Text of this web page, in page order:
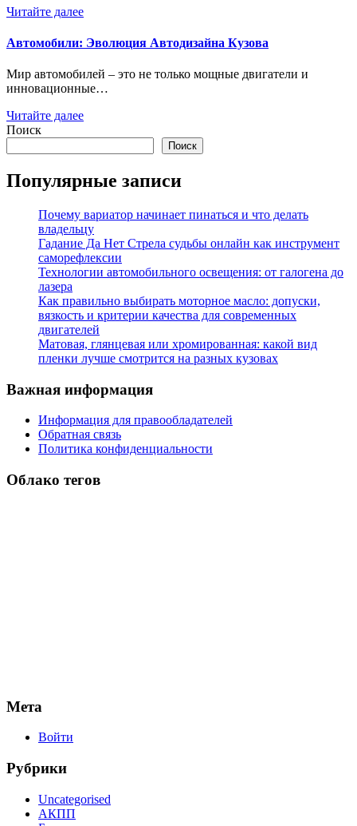
Читайте далее
Автомобили: Эволюция Автодизайна Кузова
Мир автомобилей – это не только мощные двигатели и
инновационные…
Читайте далее
Поиск
Поиск
Популярные записи
Почему вариатор начинает пинаться и что делать
владельцу
Гадание Да Нет Стрела судьбы онлайн как инструмент
саморефлексии
Технологии автомобильного освещения: от галогена до
лазера
Как правильно выбирать моторное масло: допуски,
вязкость и критерии качества для современных
двигателей
Матовая, глянцевая или хромированная: какой вид
пленки лучше смотрится на разных кузовах
Важная информация
Информация для правообладателей
Обратная связь
Политика конфиденциальности
Облако тегов
Мета
Войти
Рубрики
Uncategorised
АКПП